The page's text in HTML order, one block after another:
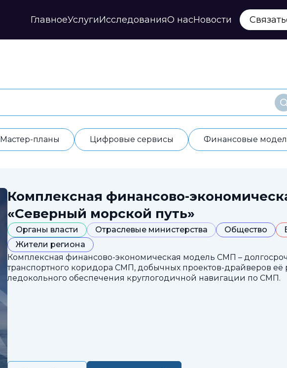
ГлавноеУслуги
Финансовые модели
Исследования
Профили регионов
О нас
Документы
Новости
Мастер-планы Цифровые сервисы Финансовые
Комплексная финансово-
«Северный морской путь»
Органы власти Отраслевые министерства Общество
Жители региона
Комплексная финансово-экономическая модель СМП –
транспортного коридора СМП, добычных проектов-драйверов её
ледокольного обеспечения круглогодичной навигации по СМП.